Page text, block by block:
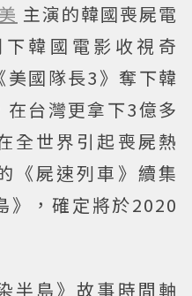
主演的韓國喪屍電
韓國電影收視奇
美國隊長3》奪下韓
台灣更拿下3億多
全世界引起喪屍熱
《屍速列車》續集
》，確定將於2020
半島》故事時間軸